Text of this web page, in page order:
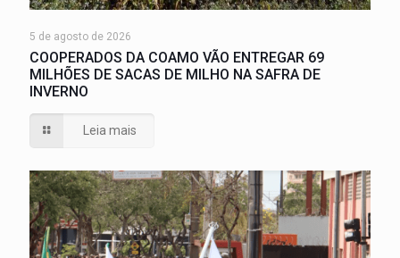
5 de agosto de 2026
COOPERADOS DA COAMO VÃO ENTREGAR 69
MILHÕES DE SACAS DE MILHO NA SAFRA DE
INVERNO
Leia mais